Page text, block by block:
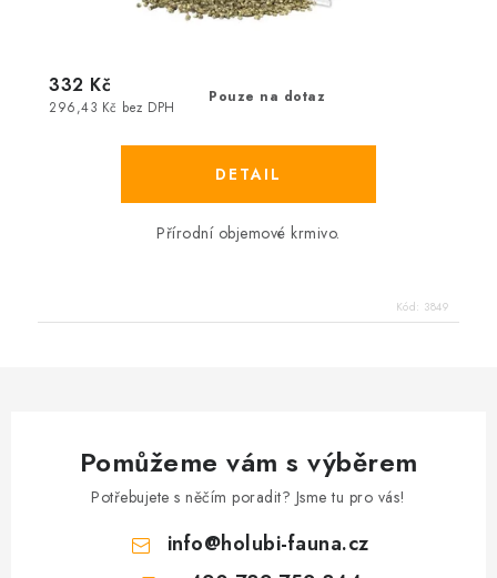
Pouze na dotaz
296,43 Kč bez DPH
332 Kč
Přírodní objemové krmivo.
Kód: 3849
Pomůžeme vám s výběrem
Potřebujete s něčím poradit? Jsme tu pro vás!
info@holubi-fauna.cz